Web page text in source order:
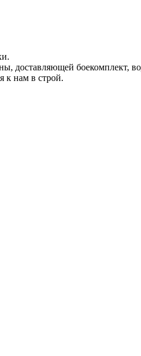
доставляющей боекомплект,
к нам в строй.